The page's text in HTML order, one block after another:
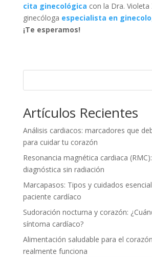
cita ginecológica con la Dra.
ginecóloga especialista en
¡Te esperamos!
Artículos Recientes
Análisis cardiacos: marcadores que
para cuidar tu corazón
Resonancia magnética cardiaca
diagnóstica sin radiación
Marcapasos: Tipos y cuidados
paciente cardíaco
Sudoración nocturna y corazón:
síntoma cardíaco?
Alimentación saludable para el
realmente funciona